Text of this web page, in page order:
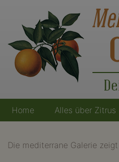
Hauptnavigation
Home Alles über Zitrus
Die mediterrane Galerie